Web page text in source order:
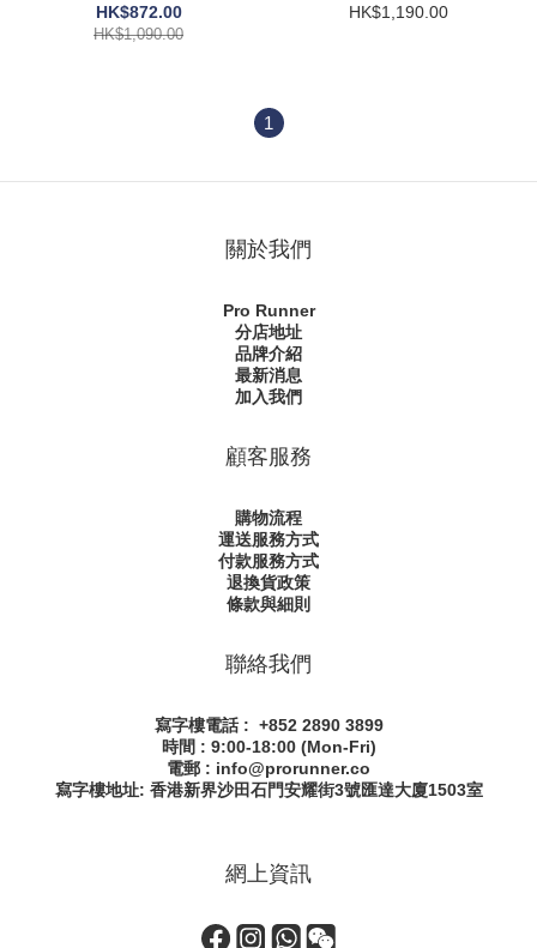
HK$872.00
HK$1,090.00
HK$1,190.00
1
關於我們
Pro Runner
分店地址
品牌介紹
最新消息
加入我們
顧客服務
購物流程
運送服務方式
付款服務方式
退換貨政策
條款與細則
聯絡我們
寫字樓電話 : +852 2890 3899
時間 : 9:00-18:00 (Mon-Fri)
電郵 : info@prorunner.co
寫字樓地址: 香港新界沙田石門安耀街3號匯達大廈1503室
網上資訊